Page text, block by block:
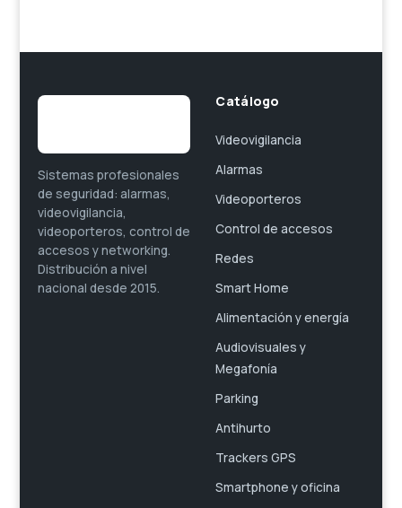
Sistemas profesionales
de seguridad: alarmas,
videovigilancia,
videoporteros, control de
accesos y networking.
Distribución a nivel
nacional desde 2015.
Catálogo
Videovigilancia
Alarmas
Videoporteros
Control de accesos
Redes
Smart Home
Alimentación y energía
Audiovisuales y
Megafonía
Parking
Antihurto
Trackers GPS
Smartphone y oficina